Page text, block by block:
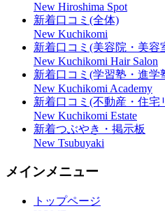
New Hiroshima Spot
新着口コミ(全体)
New Kuchikomi
新着口コミ(美容院・美容
New Kuchikomi Hair Salon
新着口コミ(学習塾・進学
New Kuchikomi Academy
新着口コミ(不動産・住宅
New Kuchikomi Estate
新着つぶやき・掲示板
New Tsubuyaki
メインメニュー
トップページ